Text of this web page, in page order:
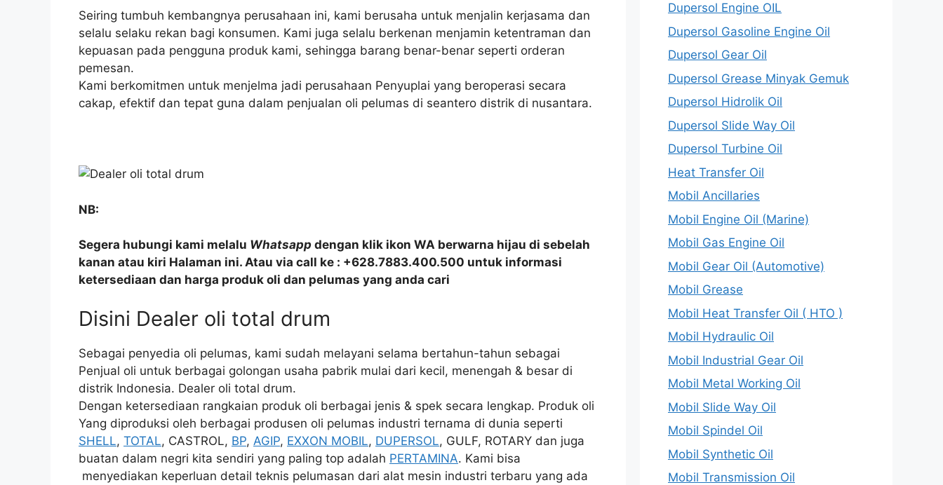
Seiring tumbuh kembangnya perusahaan ini, kami berusaha untuk menjalin kerjasama dan
selalu selaku rekan bagi konsumen. Kami juga selalu berkenan menjamin ketentraman dan
kepuasan pada pengguna produk kami, sehingga barang benar-benar seperti orderan
pemesan.
Kami berkomitmen untuk menjelma jadi perusahaan Penyuplai yang beroperasi secara
cakap, efektif dan tepat guna dalam penjualan oli pelumas di seantero distrik di nusantara.
NB:
Segera hubungi kami melalu Whatsapp dengan klik ikon WA berwarna hijau di sebelah
kanan atau kiri Halaman ini. Atau via call ke : +628.7883.400.500 untuk informasi
ketersediaan dan harga produk oli dan pelumas yang anda cari
Disini Dealer oli total drum
Sebagai penyedia oli pelumas, kami sudah melayani selama bertahun-tahun sebagai
Penjual oli untuk berbagai golongan usaha pabrik mulai dari kecil, menengah & besar di
distrik Indonesia. Dealer oli total drum.
Dengan ketersediaan rangkaian produk oli berbagai jenis & spek secara lengkap. Produk oli
Yang diproduksi oleh berbagai produsen oli pelumas industri ternama di dunia seperti
SHELL, TOTAL, CASTROL, BP, AGIP, EXXON MOBIL, DUPERSOL, GULF, ROTARY dan juga
buatan dalam negri kita sendiri yang paling top adalah PERTAMINA. Kami bisa
menyediakan keperluan detail teknis pelumasan dari alat mesin industri terbaru yang ada
Dupersol Engine OIL
Dupersol Gasoline Engine Oil
Dupersol Gear Oil
Dupersol Grease Minyak Gemuk
Dupersol Hidrolik Oil
Dupersol Slide Way Oil
Dupersol Turbine Oil
Heat Transfer Oil
Mobil Ancillaries
Mobil Engine Oil (Marine)
Mobil Gas Engine Oil
Mobil Gear Oil (Automotive)
Mobil Grease
Mobil Heat Transfer Oil ( HTO )
Mobil Hydraulic Oil
Mobil Industrial Gear Oil
Mobil Metal Working Oil
Mobil Slide Way Oil
Mobil Spindel Oil
Mobil Synthetic Oil
Mobil Transmission Oil